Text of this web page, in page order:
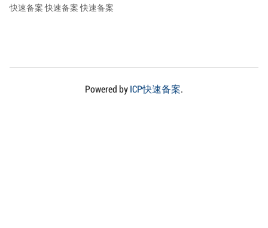
快速备案 快速备案 快速备案
Powered byICP快速备案.